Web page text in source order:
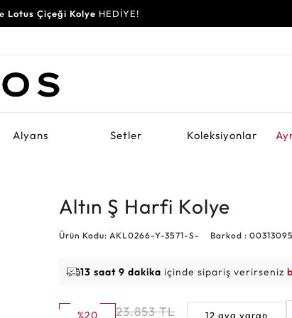
Lotus Çiçeği Kolye HEDİYE!
Alyans Setler Koleksiyonlar
Altın Ş Harfi Kolye
Ürün Kodu: AKL0266-Y-3571-S- Barkod :
13 saat 9 dakika içinde sipariş verirseniz
%20
23.853 TL
12 aya varan